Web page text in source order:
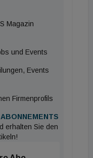
Magazin
und Events
Events
Firmenprofils
ABONNEMENTS
erhalten Sie den